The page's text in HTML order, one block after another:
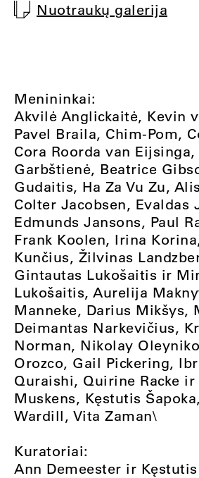
Nuotraukų galerija
Menininkai:
Akvilė Anglickaitė, Kevin
Pavel Braila, Chim-Pom,
Cora Roorda van Eijsinga,
Garbštienė, Beatrice
Gudaitis, Ha Za Vu Zu,
Colter Jacobsen, Evaldas
Edmunds Jansons, Paul
Frank Koolen, Irina
Kunčius, Žilvinas
Gintautas Lukošaitis ir
Lukošaitis, Aurelija
Manneke, Darius Mikšys,
Deimantas Narkevičius,
Norman, Nikolay
Orozco, Gail Pickering,
Quraishi, Quirine Racke ir
Muskens, Kęstutis
Wardill, Vita Zaman\
Kuratoriai:
Ann Demeester ir